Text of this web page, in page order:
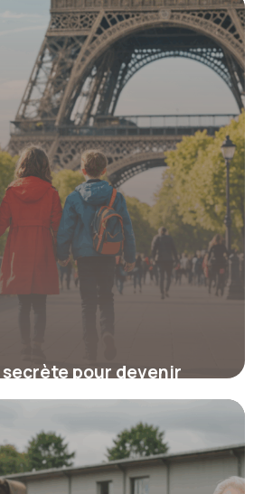
pour devenir
et transformer la vie
grâce à des